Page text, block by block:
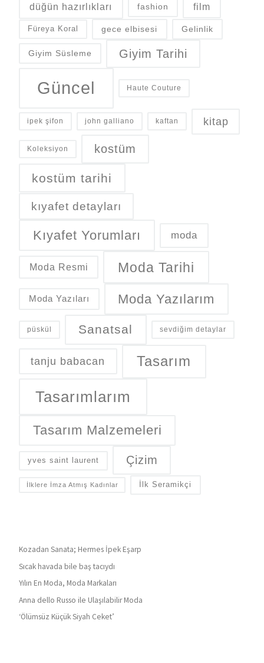
düğün hazırlıkları fashion film
Füreya Koral gece elbisesi Gelinlik
Giyim Süsleme Giyim Tarihi
Güncel Haute Couture
ipek şifon john galliano kaftan kitap
Koleksiyon kostüm
kostüm tarihi
kıyafet detayları
Kıyafet Yorumları moda
Moda Resmi Moda Tarihi
Moda Yazıları Moda Yazılarım
püskül Sanatsal sevdiğim detaylar
tanju babacan Tasarım
Tasarımlarım
Tasarım Malzemeleri
yves saint laurent Çizim
İlklere İmza Atmış Kadınlar İlk Seramikçi
Kozadan Sanata; Hermes İpek Eşarp
Sıcak havada bile baş tacıydı
Yılın En Moda, Moda Markaları
Anna dello Russo ile Ulaşılabilir Moda
‘Ölümsüz Küçük Siyah Ceket’